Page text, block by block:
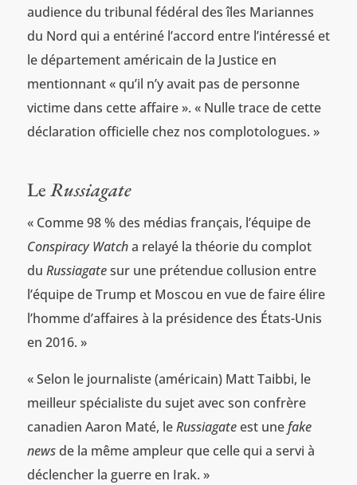
audience du tribunal fédéral des îles Mariannes
du Nord qui a entériné l’accord entre l’intéressé et
le département américain de la Justice en
mentionnant « qu’il n’y avait pas de personne
victime dans cette affaire ». « Nulle trace de cette
déclaration officielle chez nos complotologues. »
LeRussiagate
« Comme 98 % des médias français, l’équipe de
Conspiracy Watcha relayé la théorie du complot
du Russiagatesur une prétendue collusion entre
l’équipe de Trump et Moscou en vue de faire élire
l’homme d’affaires à la présidence des États-Unis
en 2016. »
« Selon le journaliste (américain) Matt Taibbi, le
meilleur spécialiste du sujet avec son confrère
canadien Aaron Maté, leRussiagateest unefake
newsde la même ampleur que celle qui a servi à
déclencher la guerre en Irak. »